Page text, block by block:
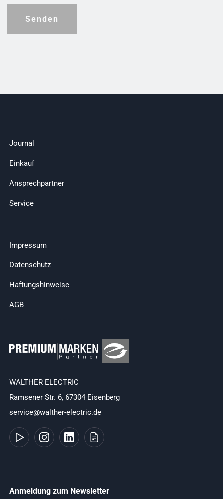
Senden
Journal
Einkauf
Ansprechpartner
Service
Impressum
Datenschutz
Haftungshinweise
AGB
WALTHER ELECTRIC
Ramsener Str. 6, 67304 Eisenberg
service@walther-electric.de
Anmeldung zum Newsletter